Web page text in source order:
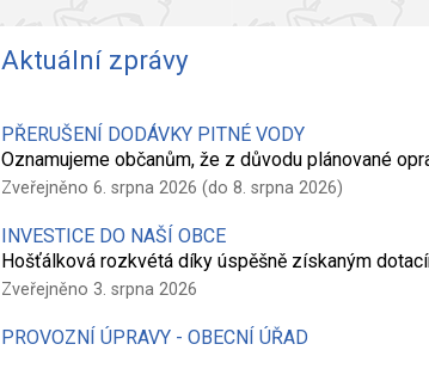
Aktuální zprávy
PŘERUŠENÍ DODÁVKY PITNÉ VODY
Oznamujeme občanům, že z důvodu plánované
Zveřejněno 6. srpna 2026 (do 8. srpna 2026)
INVESTICE DO NAŠÍ OBCE
Hošťálková rozkvétá díky úspěšně získaným
Zveřejněno 3. srpna 2026
PROVOZNÍ ÚPRAVY - OBECNÍ ÚŘAD